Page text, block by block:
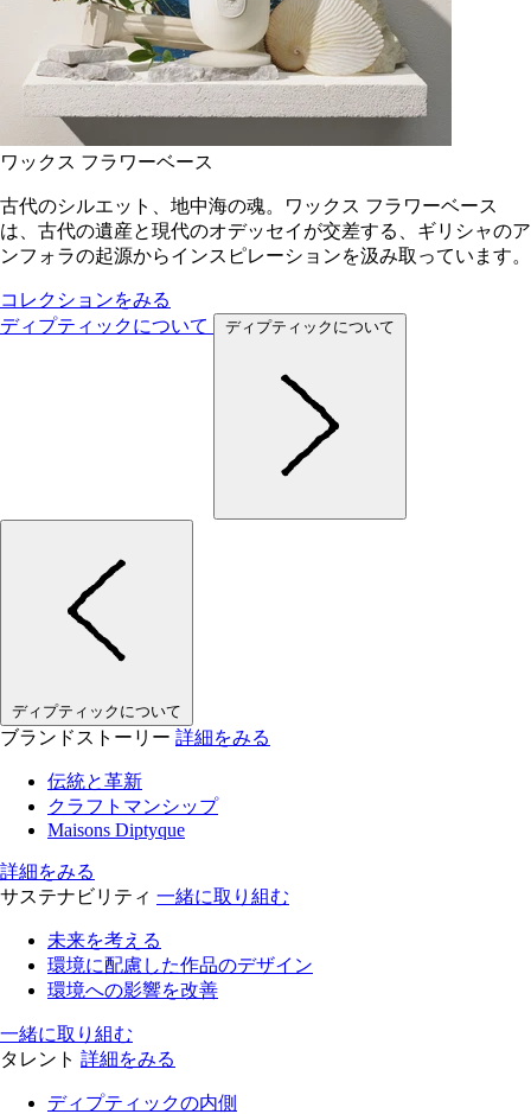
ワックス フラワーベース
古代のシルエット、地中海の魂。ワックス フラワーベース
は、古代の遺産と現代のオデッセイが交差する、ギリシャのア
ンフォラの起源からインスピレーションを汲み取っています。
コレクションをみる
ディプティックについて
ディプティックについて
ディプティックについて
ブランドストーリー 詳細をみる
伝統と革新
クラフトマンシップ
Maisons Diptyque
詳細をみる
サステナビリティ 一緒に取り組む
未来を考える
環境に配慮した作品のデザイン
環境への影響を改善
一緒に取り組む
タレント 詳細をみる
ディプティックの内側